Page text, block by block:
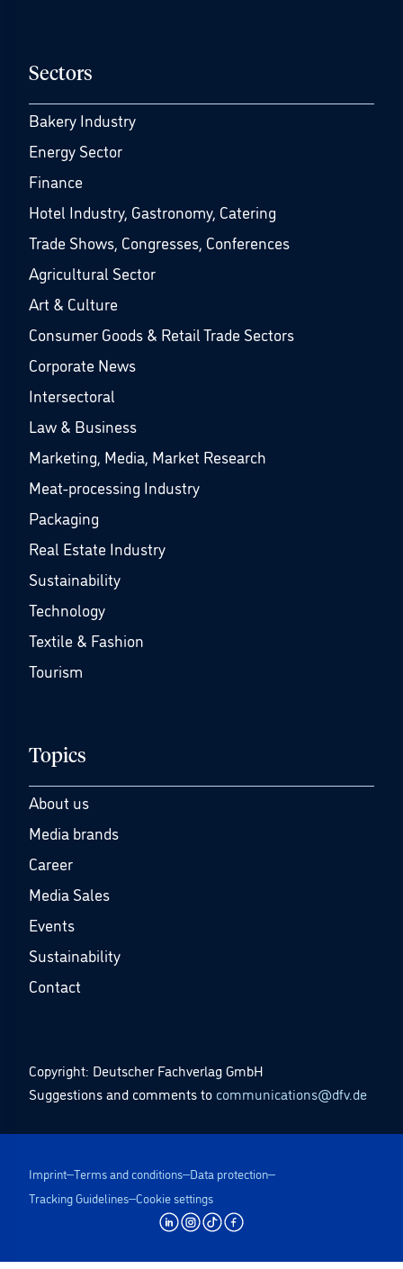
Sectors
Bakery Industry
Energy Sector
Finance
Hotel Industry, Gastronomy, Catering
Trade Shows, Congresses, Conferences
Agricultural Sector
Art & Culture
Consumer Goods & Retail Trade Sectors
Corporate News
Intersectoral
Law & Business
Marketing, Media, Market Research
Meat-processing Industry
Packaging
Real Estate Industry
Sustainability
Technology
Textile & Fashion
Tourism
Topics
About us
Media brands
Career
Media Sales
Events
Sustainability
Contact
Copyright: Deutscher Fachverlag GmbH
Suggestions and comments to communications@dfv.de
Imprint Terms and conditions Data protection
Tracking Guidelines Cookie settings